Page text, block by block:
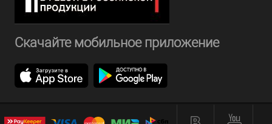
Скачайте мобильное приложение